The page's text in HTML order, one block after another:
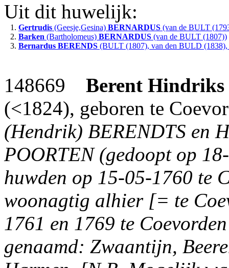
Uit dit huwelijk:
1. Gertrudis (Geesje,Gesina) BERNARDUS (van de BULT
2. Barken (Bartholomeus) BERNARDUS (van de BULT (1807))
3. Bernardus BERENDS (BULT (1807), van den BULD
148669 Berent Hindriks
(<1824), geboren te
(Hendrik) BERENDTS en
POORTEN (gedoopt op
huwden op 15-05-1760 te
woonagtig alhier [= te
1761 en 1769 te
genaamd: Zwaantijn,